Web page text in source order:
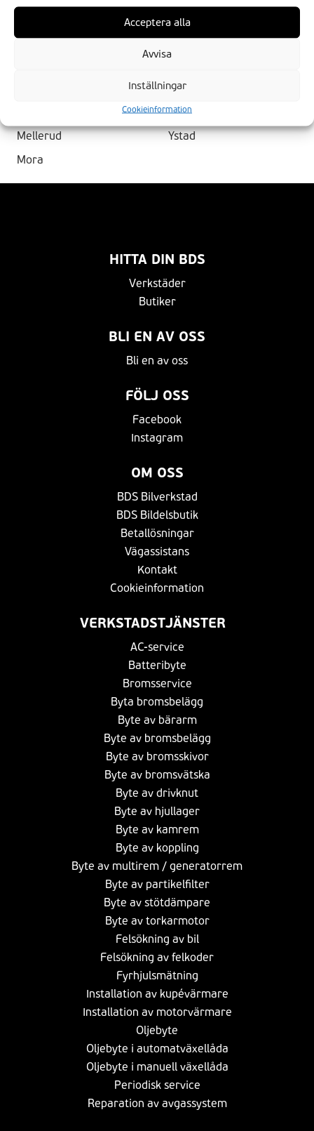
Acceptera alla
Avvisa
Inställningar
Cookieinformation
Linköping
Mellerud
Mora
Västerhaninge
Västervik
Vellinge
Visby
Ystad
HITTA DIN BDS
Verkstäder
Butiker
BLI EN AV OSS
Bli en av oss
FÖLJ OSS
Facebook
Instagram
OM OSS
BDS Bilverkstad
BDS Bildelsbutik
Betallösningar
Vägassistans
Kontakt
Cookieinformation
VERKSTADSTJÄNSTER
AC-service
Batteribyte
Bromsservice
Byta bromsbelägg
Byte av bärarm
Byte av bromsbelägg
Byte av bromsskivor
Byte av bromsvätska
Byte av drivknut
Byte av hjullager
Byte av kamrem
Byte av koppling
Byte av multirem / generatorrem
Byte av partikelfilter
Byte av stötdämpare
Byte av torkarmotor
Felsökning av bil
Felsökning av felkoder
Fyrhjulsmätning
Installation av kupévärmare
Installation av motorvärmare
Oljebyte
Oljebyte i automatväxellåda
Oljebyte i manuell växellåda
Periodisk service
Reparation av avgassystem